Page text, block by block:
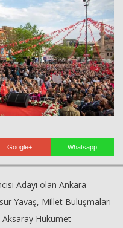
Google+ Whatsapp
Adayı olan Ankara
Yavaş, Millet Buluşmaları
Aksaray Hükumet
FOTO GALERİ
VİDEO GALERİ
KÜNYE
İLETİŞİM
Haberin Doğru Adresi.